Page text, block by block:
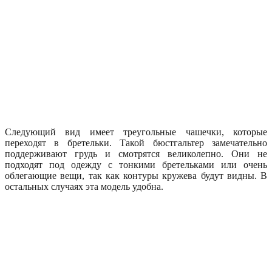
Следующий вид имеет треугольные чашечки, которые
переходят в бретельки. Такой бюстгальтер замечательно
поддерживают грудь и смотрятся великолепно. Они не
подходят под одежду с тонкими бретельками или очень
облегающие вещи, так как контуры кружева будут видны. В
остальных случаях эта модель удобна.